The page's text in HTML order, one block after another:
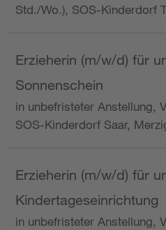
Std./Wo.), SOS-Kinderdorf
Erzieherin (m/w/d) für
Sonnenschein
in unbefristeter Anstellung,
SOS-Kinderdorf Saar,
Erzieherin (m/w/d) für
Kindertageseinrichtung
in unbefristeter Anstellung,